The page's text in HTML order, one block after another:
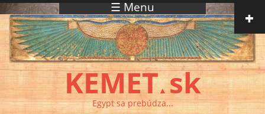
Skočiť na hlavný obsah ☰ Menu
KEMET▲ sk
Egypt sa prebúdza...